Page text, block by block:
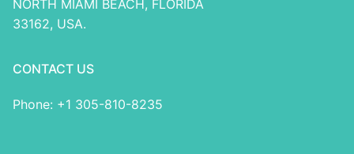
NORTH MIAMI BEACH, FLORIDA
33162, USA.
CONTACT US
Phone: +1 305-810-8235